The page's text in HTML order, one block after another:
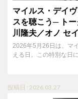
マイルス・デイ
スを聴こう─ ト
川隆夫／オノ セ
2026年5月26日は、マ
える日。この特別な日
投稿日 : 2026.03.27